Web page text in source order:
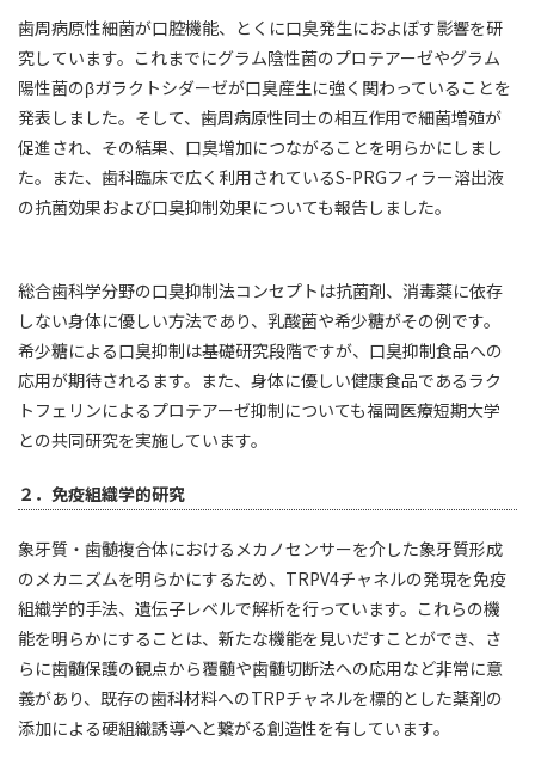
歯周病原性細菌が口腔機能、とくに口臭発生におよぼす影響を研
究しています。これまでにグラム陰性菌のプロテアーゼやグラム
陽性菌のβガラクトシダーゼが口臭産生に強く関わっていることを
発表しました。そして、歯周病原性同士の相互作用で細菌増殖が
促進され、その結果、口臭増加につながることを明らかにしまし
た。また、歯科臨床で広く利用されているS-PRGフィラー溶出液
の抗菌効果および口臭抑制効果についても報告しました。
総合歯科学分野の口臭抑制法コンセプトは抗菌剤、消毒薬に依存
しない身体に優しい方法であり、乳酸菌や希少糖がその例です。
希少糖による口臭抑制は基礎研究段階ですが、口臭抑制食品への
応用が期待されるます。また、身体に優しい健康食品であるラク
トフェリンによるプロテアーゼ抑制についても福岡医療短期大学
との共同研究を実施しています。
２．免疫組織学的研究
象牙質・歯髄複合体におけるメカノセンサーを介した象牙質形成
のメカニズムを明らかにするため、TRPV4チャネルの発現を免疫
組織学的手法、遺伝子レベルで解析を行っています。これらの機
能を明らかにすることは、新たな機能を見いだすことができ、さ
らに歯髄保護の観点から覆髄や歯髄切断法への応用など非常に意
義があり、既存の歯科材料へのTRPチャネルを標的とした薬剤の
添加による硬組織誘導へと繋がる創造性を有しています。